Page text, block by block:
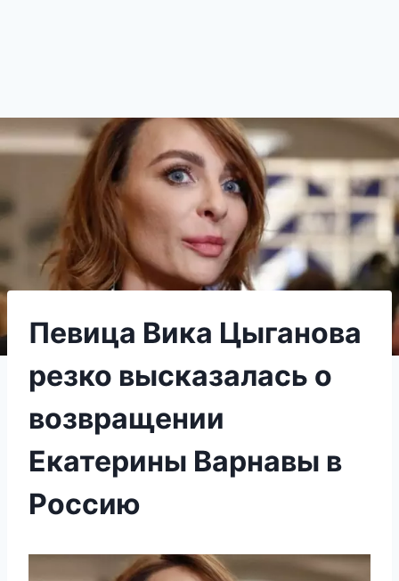
Певица Вика Цыганова
резко высказалась о
возвращении
Екатерины Варнавы в
Россию